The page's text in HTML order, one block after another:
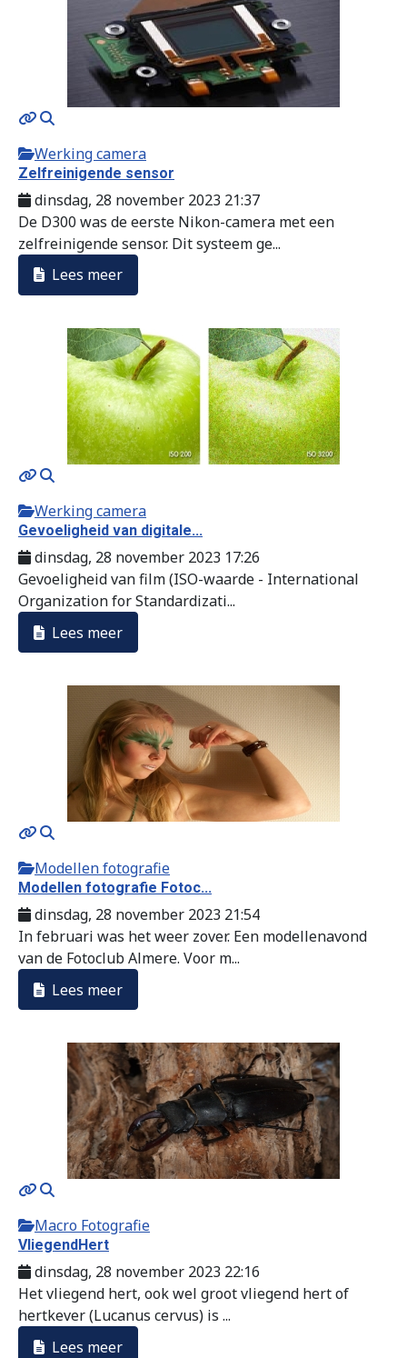
Werking camera
Zelfreinigende sensor
dinsdag, 28 november 2023 21:37
De D300 was de eerste Nikon-camera met een
zelfreinigende sensor. Dit systeem ge...
Lees meer
Werking camera
Gevoeligheid van digitale...
dinsdag, 28 november 2023 17:26
Gevoeligheid van film (ISO-waarde - International
Organization for Standardizati...
Lees meer
Modellen fotografie
Modellen fotografie Fotoc...
dinsdag, 28 november 2023 21:54
In februari was het weer zover. Een modellenavond
van de Fotoclub Almere. Voor m...
Lees meer
Macro Fotografie
VliegendHert
dinsdag, 28 november 2023 22:16
Het vliegend hert, ook wel groot vliegend hert of
hertkever (Lucanus cervus) is ...
Lees meer